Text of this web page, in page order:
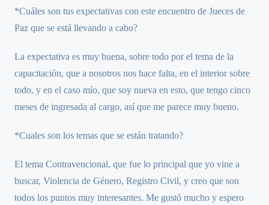
*Cuáles son tus expectativas con este encuentro de Jueces de
Paz que se está llevando a cabo?
La expectativa es muy buena, sobre todo por el tema de la
capacitación, que a nosotros nos hace falta, en el interior sobre
todo, y en el caso mío, que soy nueva en esto, que tengo cinco
meses de ingresada al cargo, así que me parece muy bueno.
*Cuales son los temas que se están tratando?
El tema Contravencional, que fue lo principal que yo vine a
buscar, Violencia de Género, Registro Civil, y creo que son
todos los puntos muy interesantes. Me gustó mucho y espero